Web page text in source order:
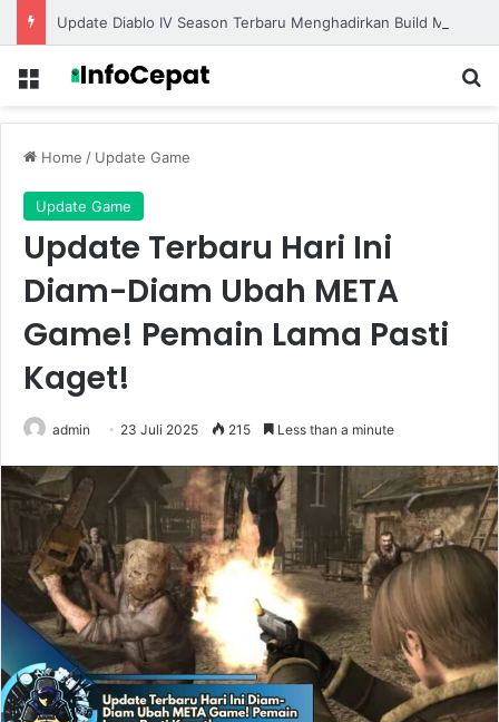
Menu
Home / Update Game
Update Game
Update Terbaru Hari Ini
Diam-Diam Ubah META
Game! Pemain Lama Pasti
Kaget!
admin 23 Juli 2025 215 Less than a minute